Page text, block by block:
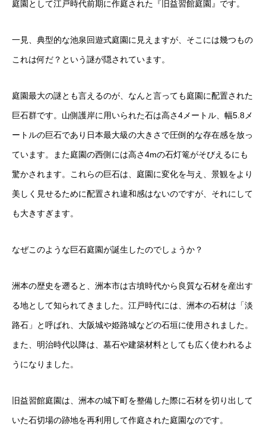
庭園として江戸時代前期に作庭された『旧益習館庭園』です。
一見、典型的な池泉回遊式庭園に見えますが、そこには幾つもの
これは何だ？という謎が隠されています。
庭園最大の謎とも言えるのが、なんと言っても庭園に配置された
巨石群です。山側護岸に用いられた石は高さ4メートル、幅5.8メ
ートルの巨石であり日本最大級の大きさで圧倒的な存在感を放っ
ています。また庭園の西側には高さ4mの石灯篭がそびえるにも
驚かされます。これらの巨石は、庭園に変化を与え、景観をより
美しく見せるために配置され違和感はないのですが、それにして
も大きすぎます。
なぜこのような巨石庭園が誕生したのでしょうか？
洲本の歴史を遡ると、洲本市は古墳時代から良質な石材を産出す
る地として知られてきました。江戸時代には、洲本の石材は「淡
路石」と呼ばれ、大阪城や姫路城などの石垣に使用されました。
また、明治時代以降は、墓石や建築材料としても広く使われるよ
うになりました。
旧益習館庭園は、洲本の城下町を整備した際に石材を切り出して
いた石切場の跡地を再利用して作庭された庭園なのです。